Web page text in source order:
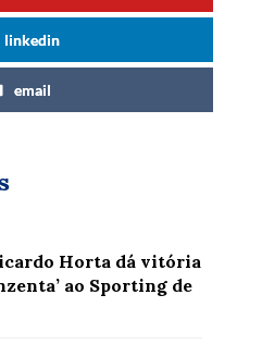
linkedin
email
Horta dá vitória
ao Sporting de